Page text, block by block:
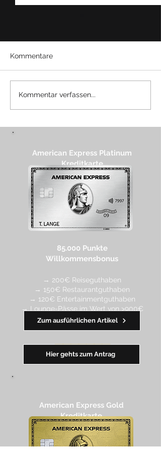
Review: Emirates A380
Kommentare
Kommentar verfassen...
American Express Platinum
Kreditkarte
85.000 Punkte
Willkommensbonus
→ 200€ Reiseguthaben
→ 150€ Restaurantguthaben
→ 120€ Entertainmentguthaben
→ Lounge-Pässe im Wert von >900€
━━━━━━━
Zum ausführlichen Artikel
Hier gehts zum Antrag
American Express Gold
Kreditkarte